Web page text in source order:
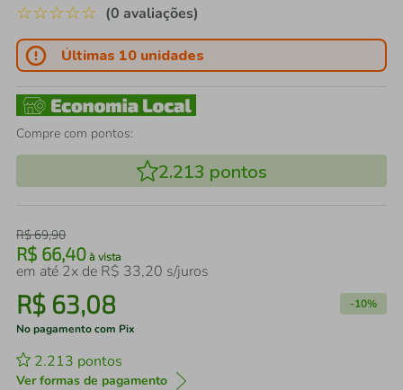
☆☆☆☆☆ (0 avaliações)
Últimas 10 unidades
Compre com pontos:
2.213 pontos
R$69,90
R$ 66,40 à vista
em até 2x de R$ 33,20 s/juros
R$ 63,08 -10%
No pagamento com Pix
2.213 pontos
Ver formas de pagamento